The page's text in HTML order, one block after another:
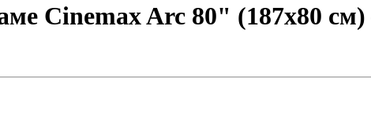
Cinemax Arc 80" (187x80